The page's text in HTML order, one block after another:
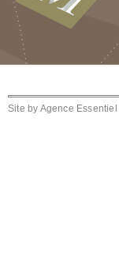
Site by Agence Essentiel